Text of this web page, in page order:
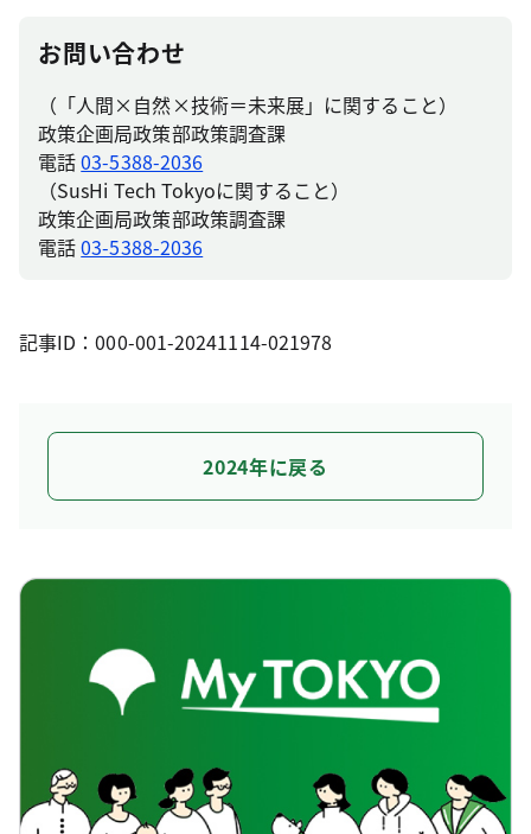
お問い合わせ
（「人間×自然×技術＝未来展」に関すること）
政策企画局政策部政策調査課
電話03-5388-2036
（SusHi Tech Tokyoに関すること）
政策企画局政策部政策調査課
電話03-5388-2036
記事ID：000-001-20241114-021978
2024年に戻る